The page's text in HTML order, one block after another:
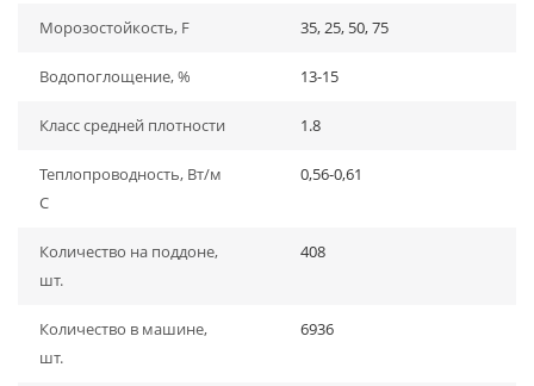
Морозостойкость, F 35, 25, 50, 75
Водопоглощение, % 13-15
Класс средней плотности 1.8
Теплопроводность, Вт/м
С
0,56-0,61
Количество на поддоне,
шт.
408
Количество в машине,
шт.
6936